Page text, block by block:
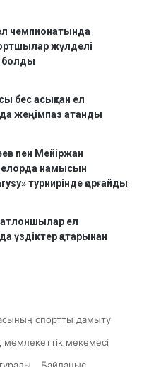
чемпионатында
жүлделі
болды
бес асықтан ел
жеңімпаз атанды
пен Мейіржан
намысын
турнирінде қорғайды
ел
үздіктер қатарынан
спортты дамыту
мекемесі